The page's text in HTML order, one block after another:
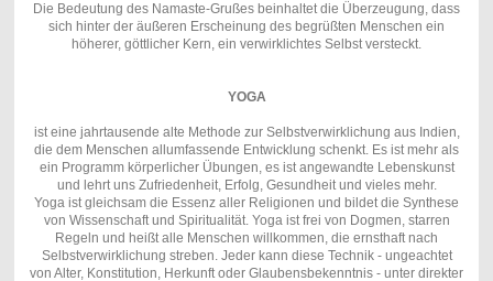
Die Bedeutung des Namaste-Grußes beinhaltet die Überzeugung, dass
sich hinter der äußeren Erscheinung des begrüßten Menschen ein
höherer, göttlicher Kern, ein verwirklichtes Selbst versteckt.
YOGA
ist eine jahrtausende alte Methode zur Selbstverwirklichung aus Indien,
die dem Menschen allumfassende Entwicklung schenkt. Es ist mehr als
ein Programm körperlicher Übungen, es ist angewandte Lebenskunst
und lehrt uns Zufriedenheit, Erfolg, Gesundheit und vieles mehr.
Yoga ist gleichsam die Essenz aller Religionen und bildet die Synthese
von Wissenschaft und Spiritualität. Yoga ist frei von Dogmen, starren
Regeln und heißt alle Menschen willkommen, die ernsthaft nach
Selbstverwirklichung streben. Jeder kann diese Technik - ungeachtet
von Alter, Konstitution, Herkunft oder Glaubensbekenntnis - unter direkter